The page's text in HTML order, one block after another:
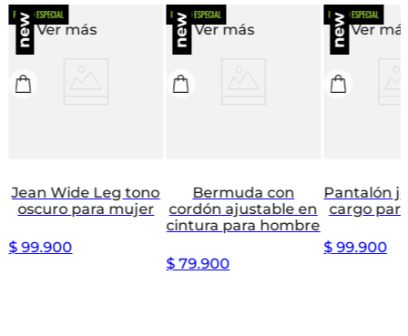
Ver más
Jean Wide Leg tono
oscuro para mujer
$ 99.900
Ver más
Bermuda con
cordón ajustable en
cintura para hombre
$ 79.900
Ver
Pantalón
cargo
$ 99.900